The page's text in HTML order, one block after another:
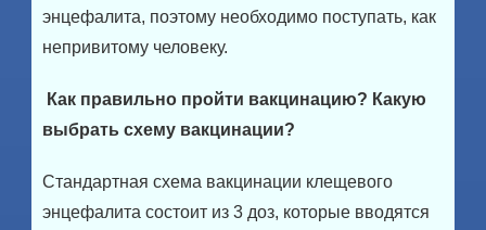
энцефалита, поэтому необходимо поступать, как
непривитому человеку.
Как правильно пройти вакцинацию? Какую
выбрать схему вакцинации?
Стандартная схема вакцинации клещевого
энцефалита состоит из 3 доз, которые вводятся